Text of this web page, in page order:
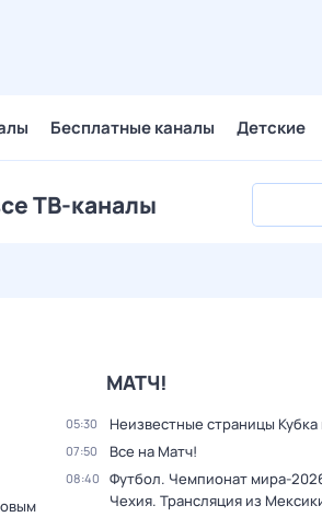
Бесплатные каналы Детские
ТВ-каналы
МАТЧ!
05:30 Неизвестные страницы
07:50 Все на Матч!
08:40
Футбол. Чемпионат мира-
Чехия. Трансляция из